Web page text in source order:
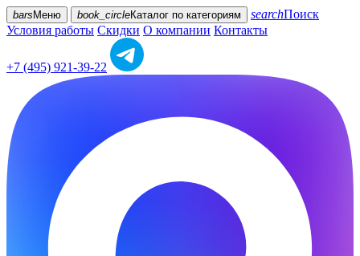
bars Меню book_circleКаталог по категориям searchПоиск
Условия работы Скидки О компании Контакты
+7 (495) 921-39-22